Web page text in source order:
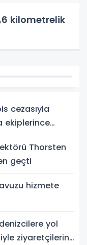
kilometrelik
cezasıyla
ekiplerince
Thorsten
geçti
hizmete
yol
ziyaretçilerin